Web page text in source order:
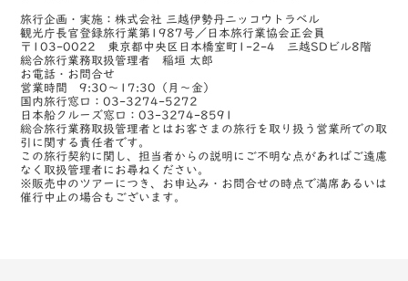
旅行企画・実施：株式会社 三越伊勢丹ニッコウトラベル
観光庁長官登録旅行業第1987号／日本旅行業協会正会員
〒103-0022 東京都中央区日本橋室町1-2-4 三越SDビル8階
総合旅行業務取扱管理者 稲垣 太郎
お電話・お問合せ
営業時間 9:30～17:30（月～金）
国内旅行窓口：03-3274-5272
日本船クルーズ窓口：03-3274-8591
総合旅行業務取扱管理者とはお客さまの旅行を取り扱う営業所での取
引に関する責任者です。
この旅行契約に関し、担当者からの説明にご不明な点があればご遠慮
なく取扱管理者にお尋ねください。
※販売中のツアーにつき、お申込み・お問合せの時点で満席あるいは
催行中止の場合もございます。